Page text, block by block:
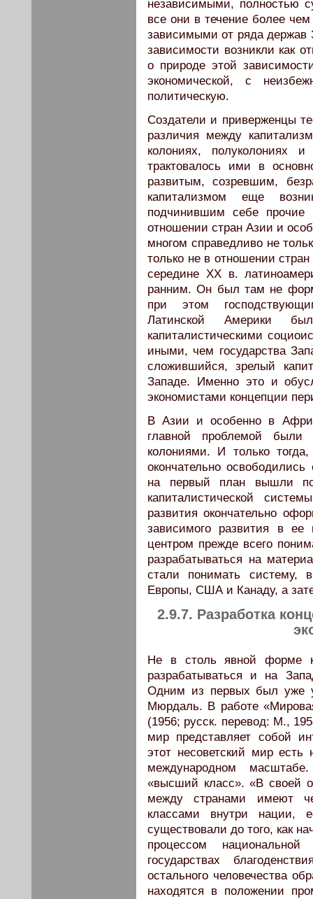
независимыми, полностью
все они в течение более
зависимыми от ряда
зависимости возникли как
о природе этой
экономической, с
политическую.
Создатели и приверженцы
различия между
колониях, полуколониях
трактовалось ими в
развитым, созревшим,
капитализмом еще
подчинившим себе прочие
отношении стран Азии и
многом справедливо не
только не в отношении
середине XX в.
ранним. Он был там не
при этом
Латинской Америки
капиталистическими
иными, чем государства
сложившийся, зрелый
Западе. Именно это и
экономистами концепции
В Азии и особенно в
главной проблемой
колониями. И только
окончательно
на первый план вышли
капиталистической
развития окончательно
зависимого развития в
центром прежде всего
разрабатываться на
стали понимать систему,
Европы, США и Канаду, а
2.9.7. Разработка
Не в столь явной форме
разрабатываться и на
Одним из первых был уже
Мюрдаль. В работе
(1956; русск. перевод: М.,
мир представляет собой
этот несоветский мир
международном
«высший класс». «В своей
между странами имеют
классами внутри нации,
существовали до того, как
процессом
государствах
остального человечества
находятся в положении